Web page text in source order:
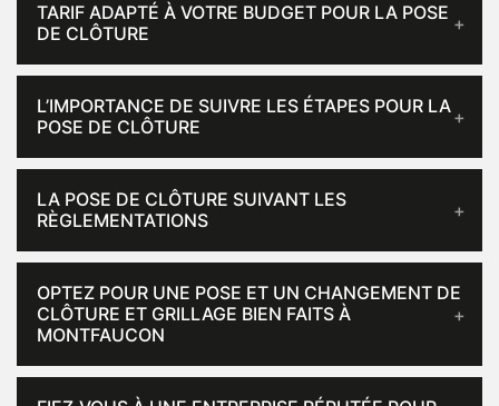
TARIF ADAPTÉ À VOTRE BUDGET POUR LA POSE
DE CLÔTURE
L’IMPORTANCE DE SUIVRE LES ÉTAPES POUR LA
POSE DE CLÔTURE
LA POSE DE CLÔTURE SUIVANT LES
RÈGLEMENTATIONS
OPTEZ POUR UNE POSE ET UN CHANGEMENT DE
CLÔTURE ET GRILLAGE BIEN FAITS À
MONTFAUCON